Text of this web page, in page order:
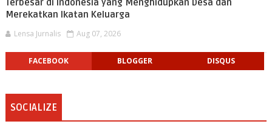
Terbesar di Indonesia yang Menghidupkan Desa dan
Merekatkan Ikatan Keluarga
Lensa Jurnalis Aug 07, 2026
FACEBOOK BLOGGER DISQUS
SOCIALIZE